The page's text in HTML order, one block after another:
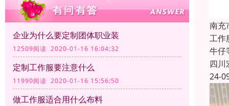
企业为什么要定制团体职业装
12509阅读 2020-01-16 16:04:32
定制工作服要注意什么
11990阅读 2020-01-16 15:56:50
做工作服适合用什么布料
南充
工作
牛仔
四川
24-